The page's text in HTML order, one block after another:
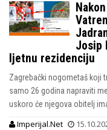
Josip
ljetnu rezidenciju
Zagrebački nogometaš koji
samo 26 godina napraviti
uskoro će njegova obitelj
Imperijal.Net